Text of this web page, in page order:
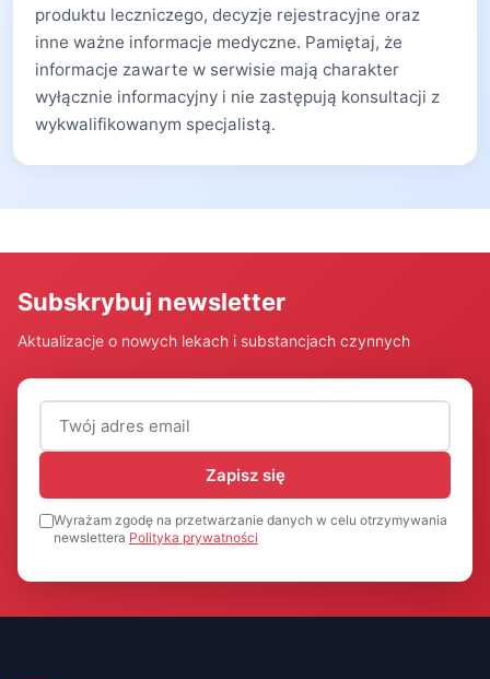
produktu leczniczego, decyzje rejestracyjne oraz
inne ważne informacje medyczne. Pamiętaj, że
informacje zawarte w serwisie mają charakter
wyłącznie informacyjny i nie zastępują konsultacji z
wykwalifikowanym specjalistą.
Subskrybuj newsletter
Aktualizacje o nowych lekach i substancjach czynnych
Adres email (wymagany)
Zapisz się
Wyrażam zgodę na przetwarzanie danych w celu otrzymywania
newslettera Polityka prywatności